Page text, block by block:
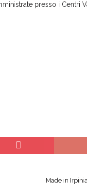
presso i Centri
Made in